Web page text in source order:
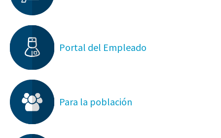
Portal del Empleado
Para la población